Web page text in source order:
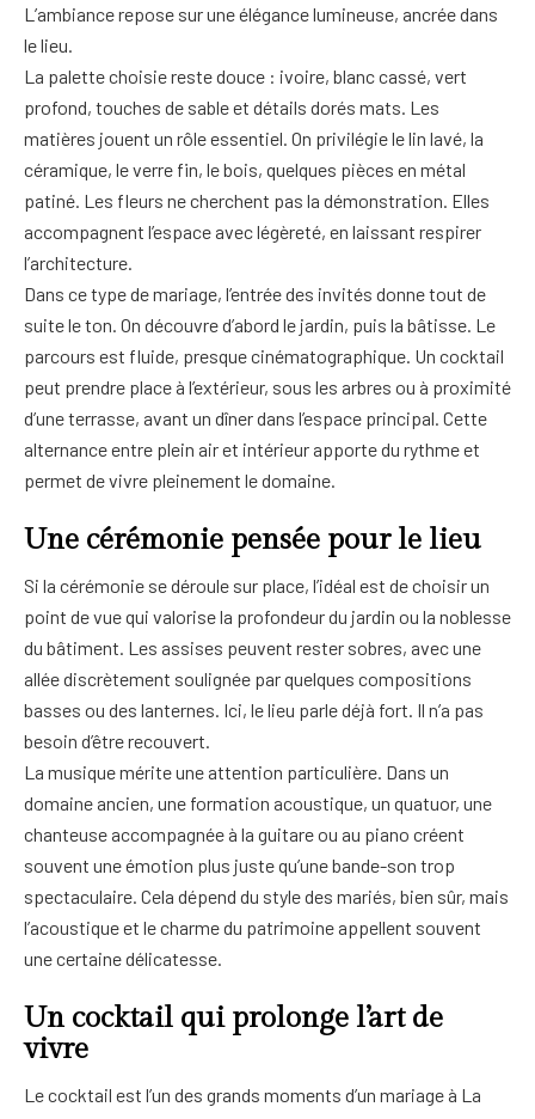
L’ambiance repose sur une élégance lumineuse, ancrée dans
le lieu.
La palette choisie reste douce : ivoire, blanc cassé, vert
profond, touches de sable et détails dorés mats. Les
matières jouent un rôle essentiel. On privilégie le lin lavé, la
céramique, le verre fin, le bois, quelques pièces en métal
patiné. Les fleurs ne cherchent pas la démonstration. Elles
accompagnent l’espace avec légèreté, en laissant respirer
l’architecture.
Dans ce type de mariage, l’entrée des invités donne tout de
suite le ton. On découvre d’abord le jardin, puis la bâtisse. Le
parcours est fluide, presque cinématographique. Un cocktail
peut prendre place à l’extérieur, sous les arbres ou à proximité
d’une terrasse, avant un dîner dans l’espace principal. Cette
alternance entre plein air et intérieur apporte du rythme et
permet de vivre pleinement le domaine.
Une cérémonie pensée pour le lieu
Si la cérémonie se déroule sur place, l’idéal est de choisir un
point de vue qui valorise la profondeur du jardin ou la noblesse
du bâtiment. Les assises peuvent rester sobres, avec une
allée discrètement soulignée par quelques compositions
basses ou des lanternes. Ici, le lieu parle déjà fort. Il n’a pas
besoin d’être recouvert.
La musique mérite une attention particulière. Dans un
domaine ancien, une formation acoustique, un quatuor, une
chanteuse accompagnée à la guitare ou au piano créent
souvent une émotion plus juste qu’une bande-son trop
spectaculaire. Cela dépend du style des mariés, bien sûr, mais
l’acoustique et le charme du patrimoine appellent souvent
une certaine délicatesse.
Un cocktail qui prolonge l’art de
vivre
Le cocktail est l’un des grands moments d’un mariage à La